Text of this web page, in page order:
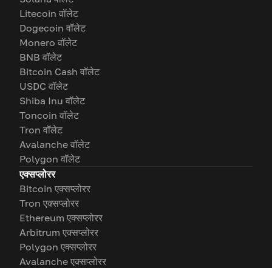
Litecoin वॉलेट
Dogecoin वॉलेट
Monero वॉलेट
BNB वॉलेट
Bitcoin Cash वॉलेट
USDC वॉलेट
Shiba Inu वॉलेट
Toncoin वॉलेट
Tron वॉलेट
Avalanche वॉलेट
Polygon वॉलेट
एक्सप्लोरर
Bitcoin एक्सप्लोरर
Tron एक्सप्लोरर
Ethereum एक्सप्लोरर
Arbitrum एक्सप्लोरर
Polygon एक्सप्लोरर
Avalanche एक्सप्लोरर